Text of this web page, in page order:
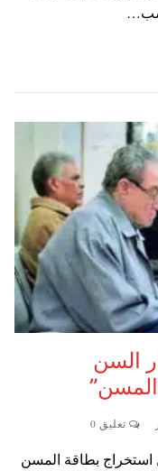
السن
تعليق 0
استخراج بطاقة المسن